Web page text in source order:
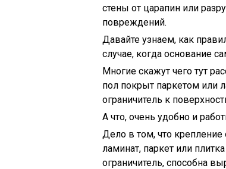
стены от царапин или
повреждений.
Давайте узнаем, как
случае, когда основание
Многие скажут чего тут
пол покрыт паркетом или
ограничитель к
А что, очень удобно и
Дело в том, что крепление
ламинат, паркет или
ограничитель, способна